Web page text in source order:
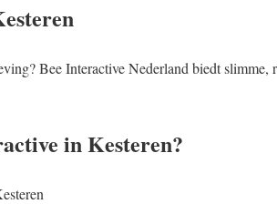
Bee Interactive Nederland biedt slimme,
in Kesteren?